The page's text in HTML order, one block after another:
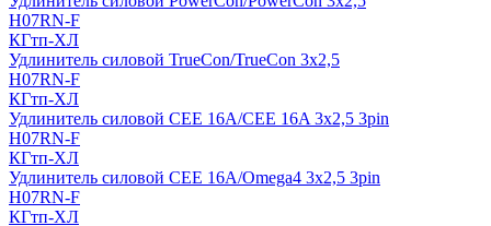
H07RN-F
КГтп-ХЛ
Удлинитель силовой TrueCon/TrueCon 3х2,5
H07RN-F
КГтп-ХЛ
Удлинитель силовой CEE 16A/CEE 16A 3х2,5 3pin
H07RN-F
КГтп-ХЛ
Удлинитель силовой CEE 16A/Omega4 3х2,5 3pin
H07RN-F
КГтп-ХЛ